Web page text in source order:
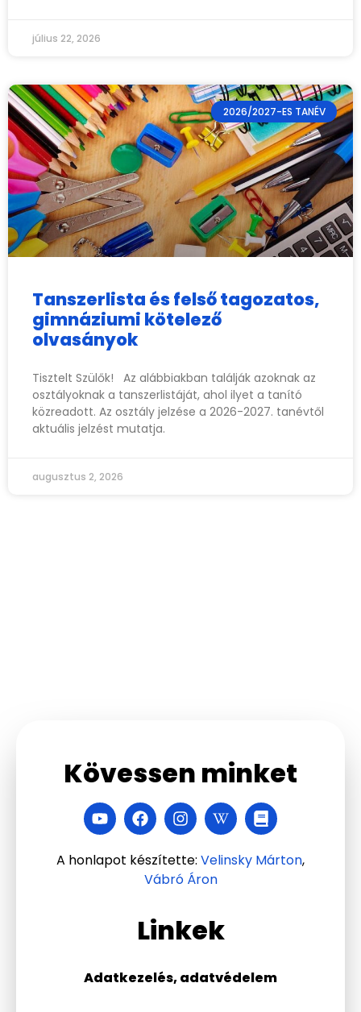
július 22, 2026
2026/2027-ES TANÉV
Tanszerlista és felső tagozatos,
gimnáziumi kötelező
olvasányok
Tisztelt Szülők! Az alábbiakban találják azoknak az
osztályoknak a tanszerlistáját, ahol ilyet a tanító
közreadott. Az osztály jelzése a 2026-2027. tanévtől
aktuális jelzést mutatja.
augusztus 2, 2026
Linkek
Adatkezelés, adatvédelem
Kövessen minket
A honlapot készítette: Velinsky Márton,
Vábró Áron